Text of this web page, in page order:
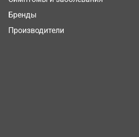
Бренды
Производители